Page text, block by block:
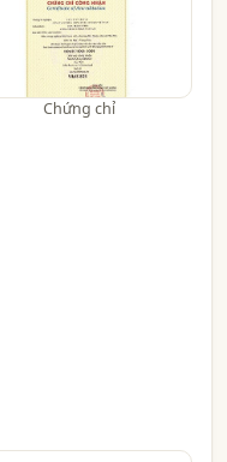
Chứng chỉ